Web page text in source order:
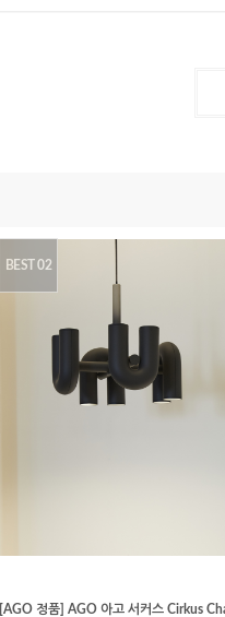
BEST 02
[AGO 정품] AGO 아고 서커스 Cirkus